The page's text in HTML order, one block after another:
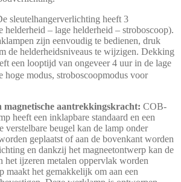
sleutelhangerverlichting heeft 3
– lage helderheid – stroboscoop).
zijn eenvoudig te bedienen, druk
de helderheidsniveaus te wijzigen. Dekking
een looptijd van ongeveer 4 uur in de lage
hoge modus, stroboscoopmodus voor
magnetische aantrekkingskracht: COB-
heeft een inklapbare standaard en een
verstelbare beugel kan de lamp onder
geplaatst of aan de bovenkant worden
en dankzij het magneetontwerp kan de
het ijzeren metalen oppervlak worden
maakt het gemakkelijk om aan een